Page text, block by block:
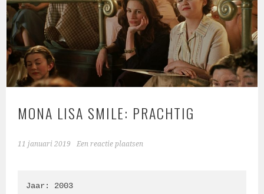
MONA LISA SMILE: PRACHTIG
11 januari 2019 Een reactie plaatsen
Jaar: 2003